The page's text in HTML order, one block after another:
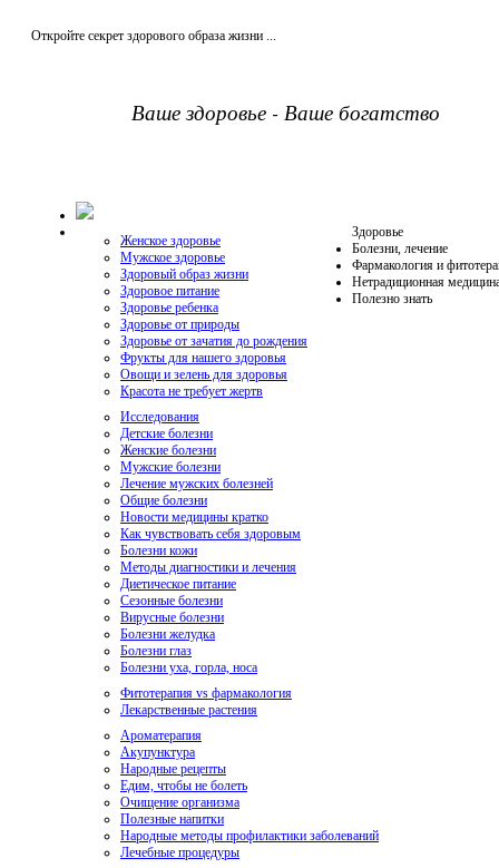
Откройте секрет здорового образа жизни ...
Ваше здоровье - Ваше богатство
Здоровье
Женское здоровье
Мужское здоровье
Здоровый образ жизни
Здоровое питание
Здоровье ребенка
Здоровье от природы
Здоровье от зачатия до рождения
Фрукты для нашего здоровья
Овощи и зелень для здоровья
Красота не требует жертв
Болезни, лечение
Исследования
Детские болезни
Женские болезни
Мужские болезни
Лечение мужских болезней
Общие болезни
Новости медицины кратко
Как чувствовать себя здоровым
Болезни кожи
Методы диагностики и лечения
Диетическое питание
Сезонные болезни
Вирусные болезни
Болезни желудка
Болезни глаз
Болезни уха, горла, носа
Фармакология и
Фитотерапия vs фармакология
Лекарственные растения
Нетрадиционная
Ароматерапия
Акупунктура
Народные рецепты
Едим, чтобы не болеть
Очищение организма
Полезные напитки
Народные методы профилактики заболеваний
Лечебные процедуры
Полезно знать